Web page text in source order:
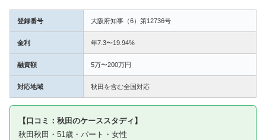
登録番号 大阪府知事（6）第12736号
金利 年7.3〜19.94%
融資額 5万〜200万円
対応地域 秋田を含む全国対応
【口コミ：秋田のケーススタディ】
秋田秋田・51歳・パート・女性